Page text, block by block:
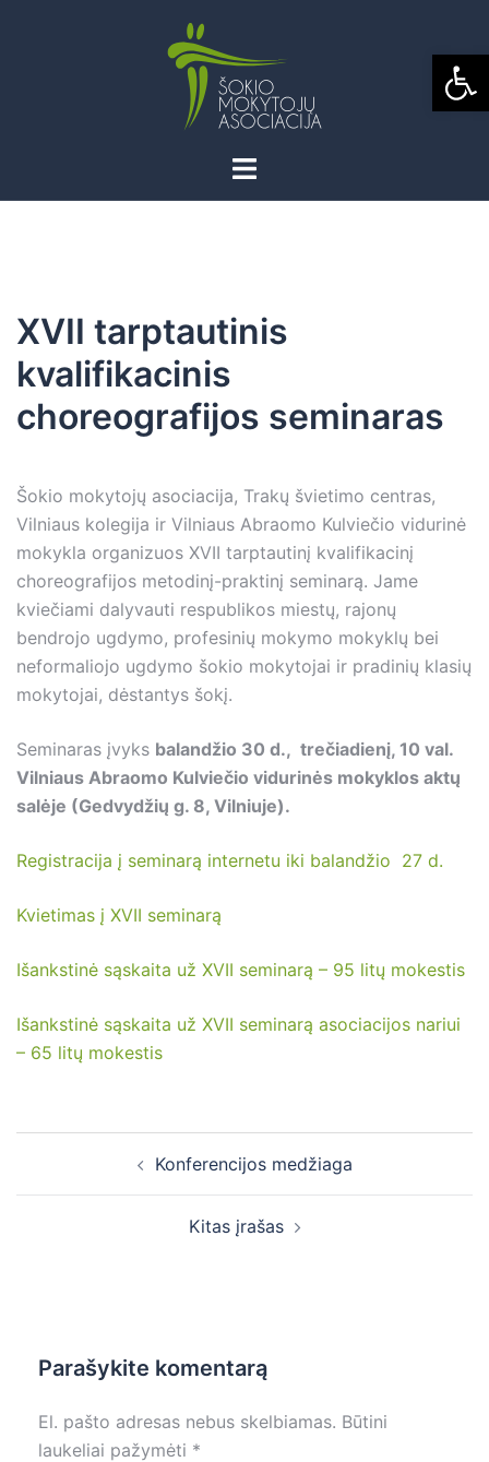
XVII tarptautinis
kvalifikacinis
choreografijos seminaras
Šokio mokytojų asociacija, Trakų švietimo centras,
Vilniaus kolegija ir Vilniaus Abraomo Kulviečio vidurinė
mokykla organizuos XVII tarptautinį kvalifikacinį
choreografijos metodinį-praktinį seminarą. Jame
kviečiami dalyvauti respublikos miestų, rajonų
bendrojo ugdymo, profesinių mokymo mokyklų bei
neformaliojo ugdymo šokio mokytojai ir pradinių klasių
mokytojai, dėstantys šokį.
Seminaras įvyks balandžio 30 d., trečiadienį, 10 val.
Vilniaus Abraomo Kulviečio vidurinės mokyklos aktų
salėje (Gedvydžių g. 8, Vilniuje).
Registracija į seminarą internetu iki balandžio 27 d.
Kvietimas į XVII seminarą
Išankstinė sąskaita už XVII seminarą – 95 litų mokestis
Išankstinė sąskaita už XVII seminarą asociacijos nariui
– 65 litų mokestis
navigation Konferencijos medžiaga
Kitas įrašas
Parašykite komentarą
El. pašto adresas nebus skelbiamas. Būtini
laukeliai pažymėti *